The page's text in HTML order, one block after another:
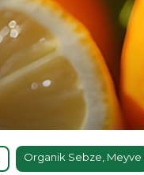
Organik Sebze, Meyve